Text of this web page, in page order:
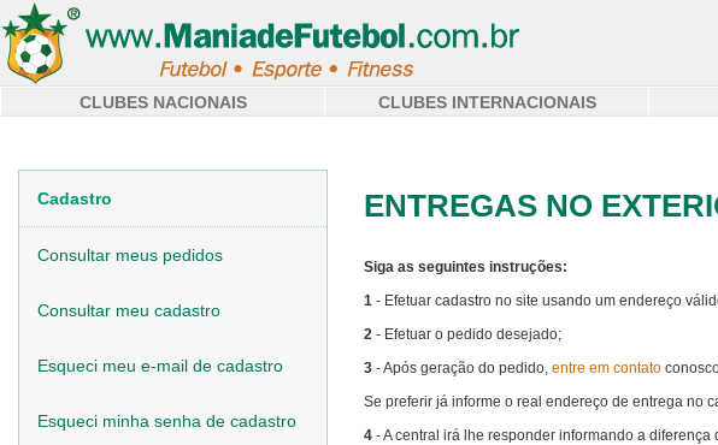
CLUBES NACIONAIS CLUBES INTERNACIONAIS
Cadastro
Consultar meus pedidos
Consultar meu cadastro
Esqueci meu e-mail de cadastro
Esqueci minha senha de cadastro
ENTREGAS NO
Siga as seguintes instruções:
1 - Efetuar cadastro no site usando um endereço
2 - Efetuar o pedido desejado;
3 - Após geração do pedido, entre em contato
Se preferir já informe o real endereço de entrega no
4 - A central irá lhe responder informando a